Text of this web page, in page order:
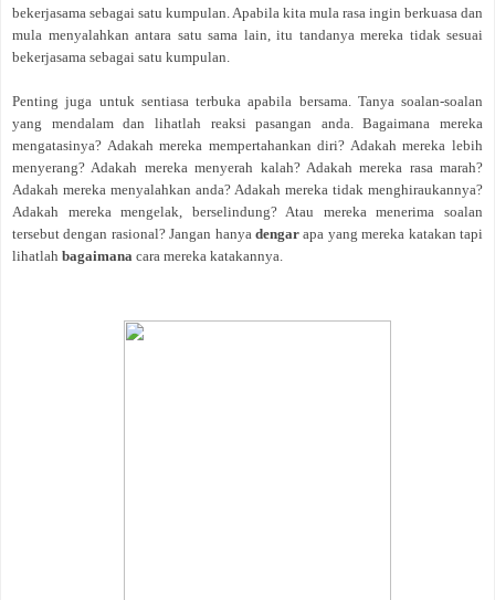
bekerjasama sebagai satu kumpulan. Apabila kita mula rasa ingin berkuasa dan
mula menyalahkan antara satu sama lain, itu tandanya mereka tidak sesuai
bekerjasama sebagai satu kumpulan.
Penting juga untuk sentiasa terbuka apabila bersama. Tanya soalan-soalan
yang mendalam dan lihatlah reaksi pasangan anda. Bagaimana mereka
mengatasinya? Adakah mereka mempertahankan diri? Adakah mereka lebih
menyerang? Adakah mereka menyerah kalah? Adakah mereka rasa marah?
Adakah mereka menyalahkan anda? Adakah mereka tidak menghiraukannya?
Adakah mereka mengelak, berselindung? Atau mereka menerima soalan
tersebut dengan rasional? Jangan hanya dengar apa yang mereka katakan tapi
lihatlah bagaimana cara mereka katakannya.